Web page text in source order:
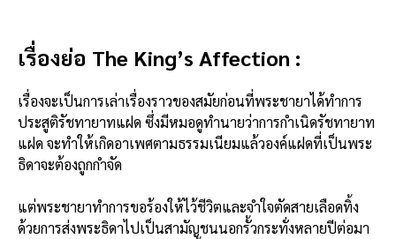
เรื่องย่อ The King’s Affection :
เรื่องจะเป็นการเล่าเรื่องราวของสมัยก่อนที่พระชายาได้ทำการ
ประสูติรัชทายาทแฝด ซึ่งมีหมอดูทำนายว่าการกำเนิดรัชทายาท
แฝด จะทำให้เกิดอาเพศตามธรรมเนียมแล้วองค์แฝดที่เป็นพระ
ธิดาจะต้องถูกกำจัด
แต่พระชายาทำการขอร้องให้ไว้ชีวิตและจำใจตัดสายเลือดทิ้ง
ด้วยการส่งพระธิดาไปเป็นสามัญชนนอกรั้วกระทั่งหลายปีต่อมา